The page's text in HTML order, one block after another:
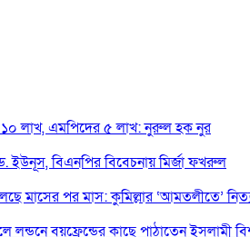
১০ লাখ, এমপিদের ৫ লাখ: নুরুল হক নুর
ড. ইউনূস, বিএনপির বিবেচনায় মির্জা ফখরুল
মাসের পর মাস: কুমিল্লার ‘আমতলীতে’
বয়ফ্রেন্ডের কাছে পাঠাতেন ইসলামী